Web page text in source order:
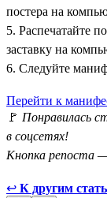
постера на
5. Распечатайте
заставку на
6. Следуйте
Перейти к
🚩 Понравилась
в соцсетях!
Кнопка репоста
↩ К другим